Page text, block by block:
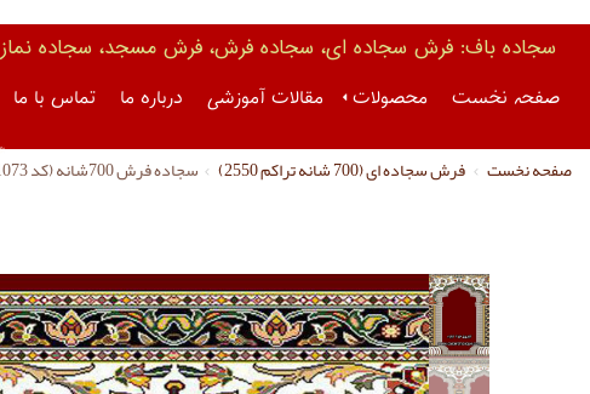
سجاده باف: فرش سجاده ای، سجاده فرش، فرش مسجد، سجاده نماز
صفحه نخست محصولات مقالات آموزشی درباره ما تماس با ما
صفحه نخست فرش سجاده ای (700 شانه تراکم 2550) سجاده فرش 700شانه (کد 1073)